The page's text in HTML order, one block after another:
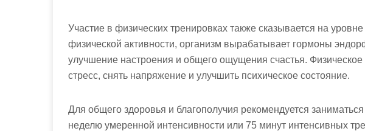
Участие в физических тренировках также сказывается на
физической активности, организм вырабатывает гормоны
улучшение настроения и общего ощущения счастья. Физическое
стресс, снять напряжение и улучшить психическое состояние.
Для общего здоровья и благополучия рекомендуется
неделю умеренной интенсивности или 75 минут интенсивных